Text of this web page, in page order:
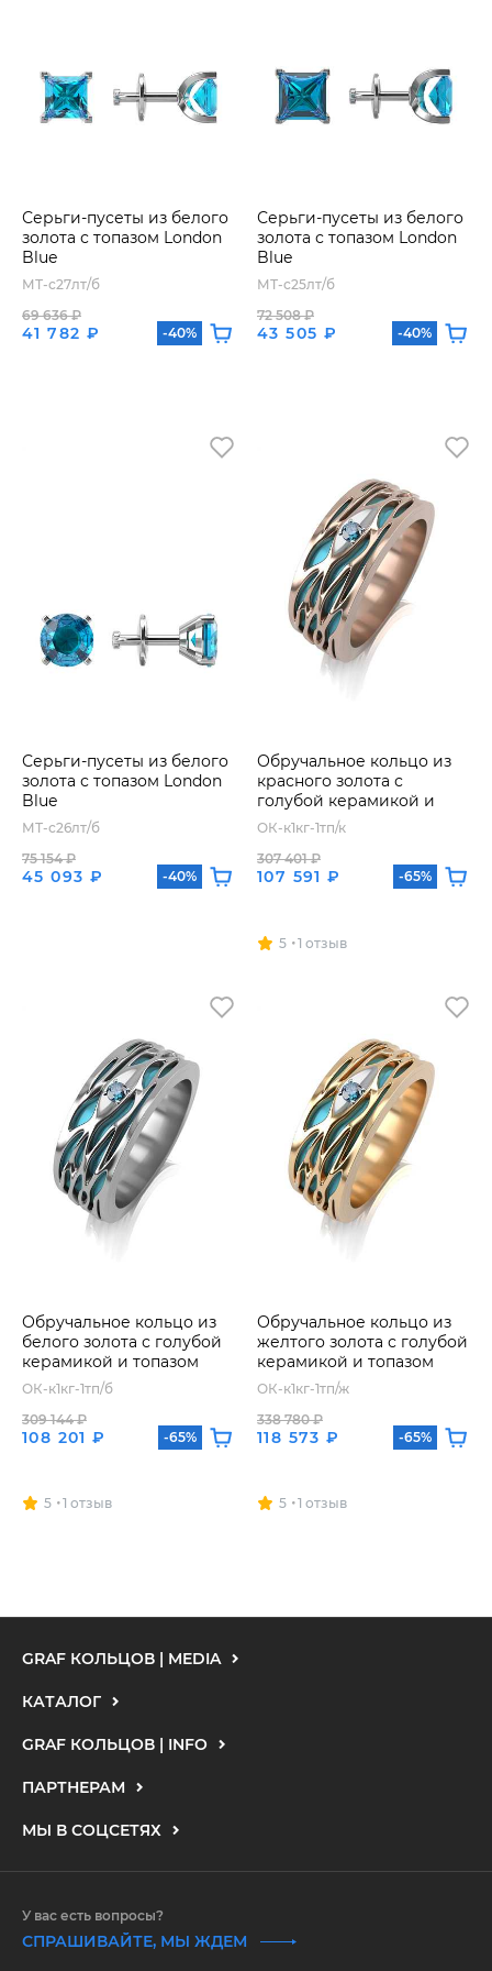
Серьги-пусеты из белого
золота с топазом London
Blue
МТ-с27лт/б
41 782 ₽
69 636 ₽
-40%
Серьги-пусеты из белого
золота с топазом London
Blue
МТ-с25лт/б
43 505 ₽
72 508 ₽
-40%
Серьги-пусеты из белого
золота с топазом London
Blue
МТ-с26лт/б
45 093 ₽
75 154 ₽
-40%
Обручальное кольцо из
красного золота с
голубой керамикой и
топазом
ОК-к1кг-1тп/к
107 591 ₽
307 401 ₽
-65%
5 1 отзыв
Обручальное кольцо из
белого золота с голубой
керамикой и топазом
ОК-к1кг-1тп/б
108 201 ₽
309 144 ₽
-65%
5 1 отзыв
Обручальное кольцо из
желтого золота с голубой
керамикой и топазом
ОК-к1кг-1тп/ж
118 573 ₽
338 780 ₽
-65%
5 1 отзыв
GRAF КОЛЬЦОВ | MEDIA
КАТАЛОГ
GRAF КОЛЬЦОВ | INFO
ПАРТНЕРАМ
МЫ В СОЦСЕТЯХ
У вас есть вопросы?
СПРАШИВАЙТЕ, МЫ ЖДЕМ